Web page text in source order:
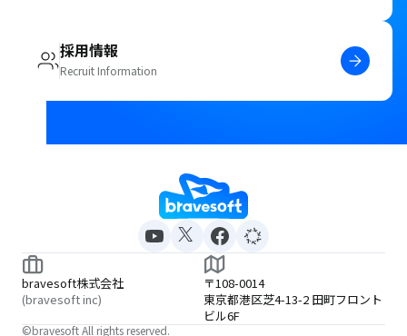
採用情報
Recruit Information
bravesoft株式会社
(bravesoft inc)
〒108-0014
東京都港区芝4-13-2 田町フロント
ビル6F
©bravesoft All rights reserved.